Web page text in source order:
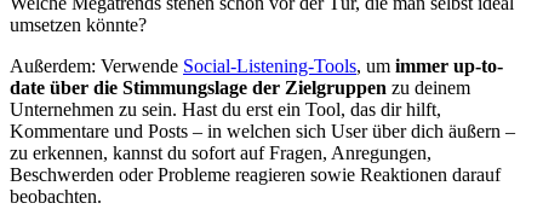
umsetzen könnte?
Außerdem: Verwende Social-Listening-Tools, um immer up-to-
date über die Stimmungslage der Zielgruppen zu deinem
Unternehmen zu sein. Hast du erst ein Tool, das dir hilft,
Kommentare und Posts – in welchen sich User über dich äußern –
zu erkennen, kannst du sofort auf Fragen, Anregungen,
Beschwerden oder Probleme reagieren sowie Reaktionen darauf
beobachten.